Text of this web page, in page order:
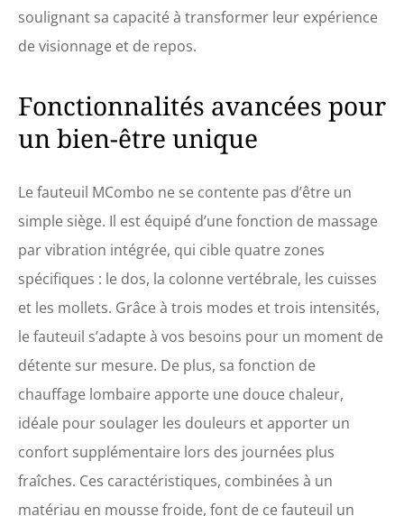
sélectionnés : Ce matériau
synthétique de première
généralement être nettoyé
une fois par semaine avec
un chiffon en microfibre.
Les taches peuvent être
humide Autres remarques :
Livraison en 3 colis.
soulignant sa capacité à transformer leur expérience
de visionnage et de repos.
Fonctionnalités avancées pour
un bien-être unique
Le fauteuil MCombo ne se contente pas d’être un
simple siège. Il est équipé d’une fonction de massage
par vibration intégrée, qui cible quatre zones
spécifiques : le dos, la colonne vertébrale, les cuisses
et les mollets. Grâce à trois modes et trois intensités,
le fauteuil s’adapte à vos besoins pour un moment de
détente sur mesure. De plus, sa fonction de
chauffage lombaire apporte une douce chaleur,
idéale pour soulager les douleurs et apporter un
confort supplémentaire lors des journées plus
fraîches. Ces caractéristiques, combinées à un
matériau en mousse froide, font de ce fauteuil un